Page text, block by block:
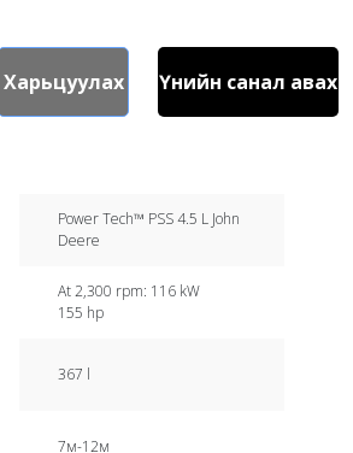
Харьцуулах Үнийн санал авах
Power Tech™ PSS 4.5 L John
Deere
At 2,300 rpm: 116 kW
155 hp
367 l
7м-12м